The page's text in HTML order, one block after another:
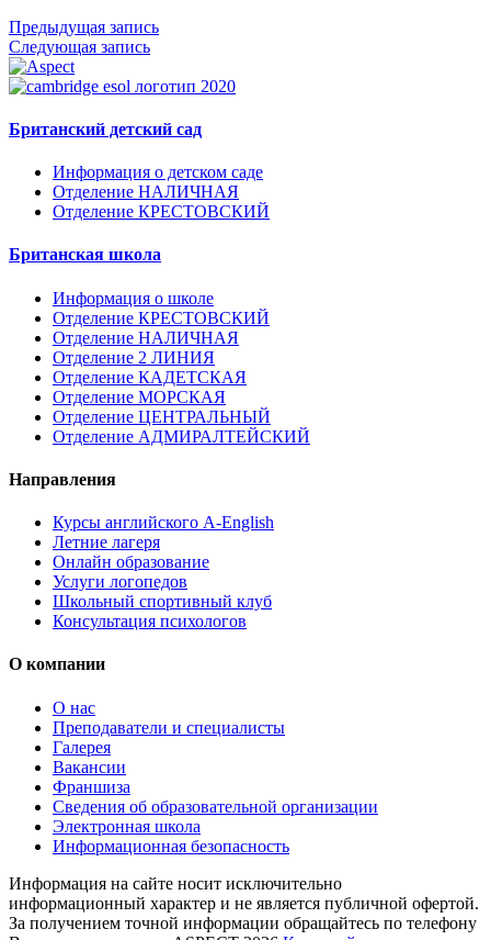
Предыдущая запись
Следующая запись
Британский детский сад
Информация о детском саде
Отделение НАЛИЧНАЯ
Отделение КРЕСТОВСКИЙ
Британская школа
Информация о школе
Отделение КРЕСТОВСКИЙ
Отделение НАЛИЧНАЯ
Отделение 2 ЛИНИЯ
Отделение КАДЕТСКАЯ
Отделение МОРСКАЯ
Отделение ЦЕНТРАЛЬНЫЙ
Отделение АДМИРАЛТЕЙСКИЙ
Направления
Курсы английского A-English
Летние лагеря
Онлайн образование
Услуги логопедов
Школьный спортивный клуб
Консультация психологов
О компании
О нас
Преподаватели и специалисты
Галерея
Вакансии
Франшиза
Сведения об образовательной организации
Электронная школа
Информационная безопасность
Информация на сайте носит исключительно
информационный характер и не является публичной офертой.
За получением точной информации обращайтесь по телефону